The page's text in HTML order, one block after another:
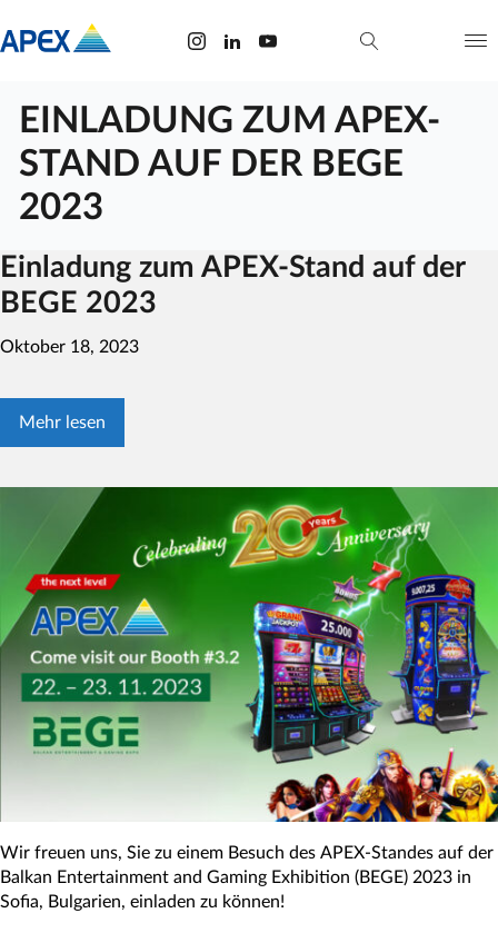
EINLADUNG ZUM APEX-
STAND AUF DER BEGE
2023
Einladung zum APEX-Stand auf der
BEGE 2023
Oktober 18, 2023
Mehr lesen
Wir freuen uns, Sie zu einem Besuch des APEX-Standes auf der
Balkan Entertainment and Gaming Exhibition (BEGE) 2023 in
Sofia, Bulgarien, einladen zu können!